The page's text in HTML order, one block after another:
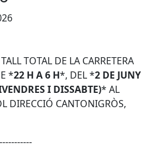
TOTAL DE LA CARRETERA
*22 H A 6 H*, DEL *2 DE JUNY
I DISSABTE)* AL
DIRECCIÓ CANTONIGRÒS,